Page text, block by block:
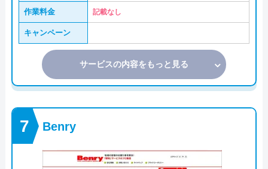
作業料金 記載なし
キャンペーン
サービスの内容をもっと見る
Benry